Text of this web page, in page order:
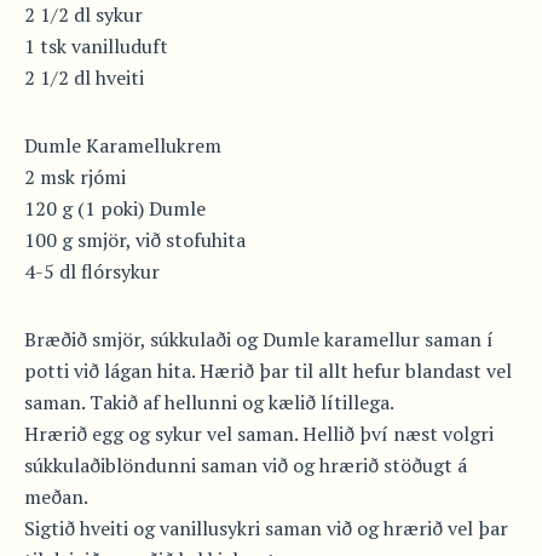
2 1/2 dl sykur
1 tsk vanilluduft
2 1/2 dl hveiti
Dumle Karamellukrem
2 msk rjómi
120 g (1 poki) Dumle
100 g smjör, við stofuhita
4-5 dl flórsykur
Bræðið smjör, súkkulaði og Dumle karamellur saman í
potti við lágan hita. Hærið þar til allt hefur blandast vel
saman. Takið af hellunni og kælið lítillega.
Hrærið egg og sykur vel saman. Hellið því næst volgri
súkkulaðiblöndunni saman við og hrærið stöðugt á
meðan.
Sigtið hveiti og vanillusykri saman við og hrærið vel þar